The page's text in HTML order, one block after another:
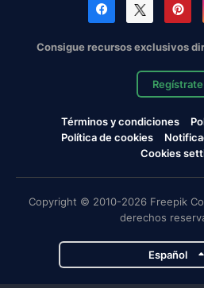
Consigue recursos exclusivos
Regístrate
Términos y condiciones
Política de cookies
Cookies
Copyright © 2010-2026 Freepik
derechos
Español